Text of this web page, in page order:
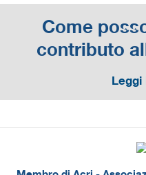
Come
contributo
Leggi